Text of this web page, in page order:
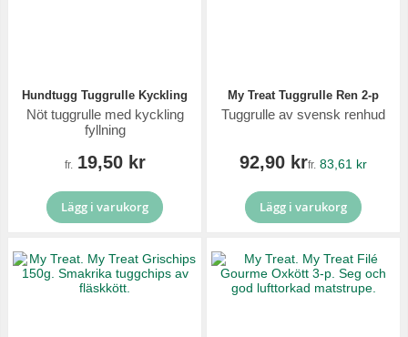
Hundtugg Tuggrulle Kyckling
Nöt tuggrulle med kyckling
fyllning
fr. 19,50 kr
Lägg i varukorg
My Treat Tuggrulle Ren 2-p
Tuggrulle av svensk renhud
92,90 krfr. 83,61 kr
Lägg i varukorg